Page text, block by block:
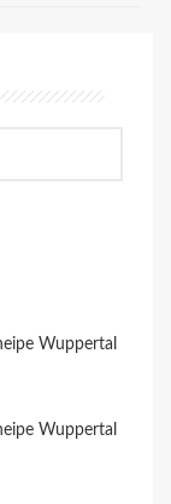
Wuppertal
Wuppertal